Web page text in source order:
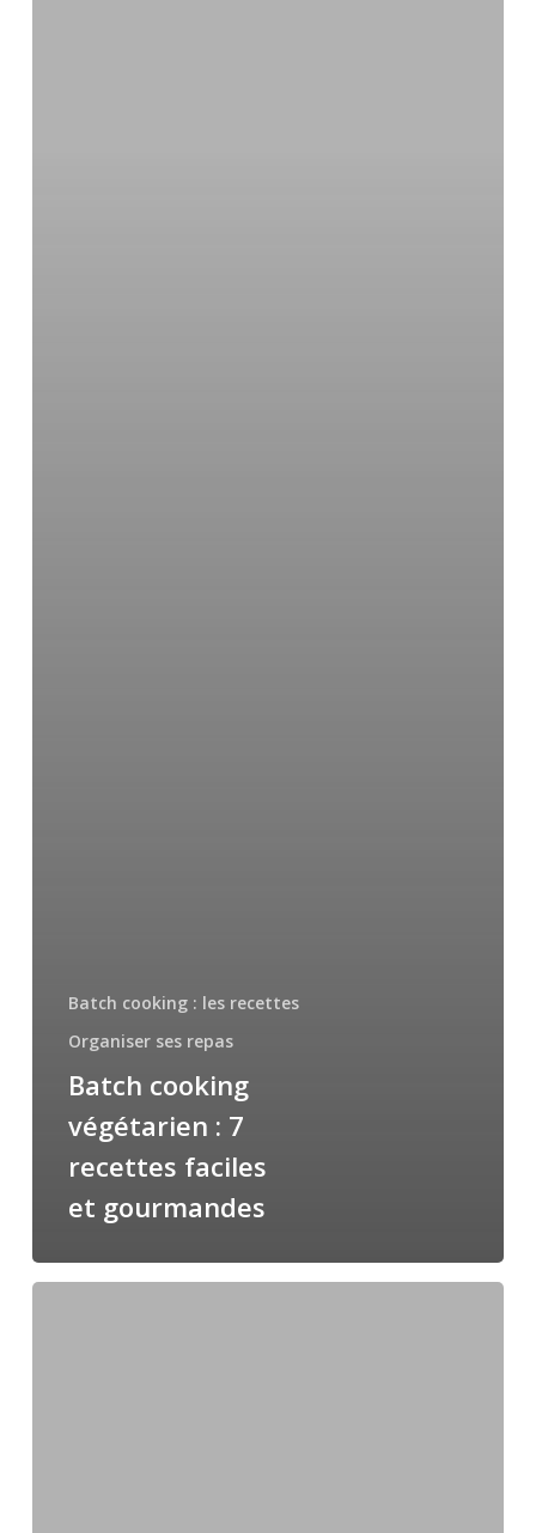
Batch cooking : les recettes
Organiser ses repas
Batch cooking
végétarien : 7
recettes faciles
et gourmandes